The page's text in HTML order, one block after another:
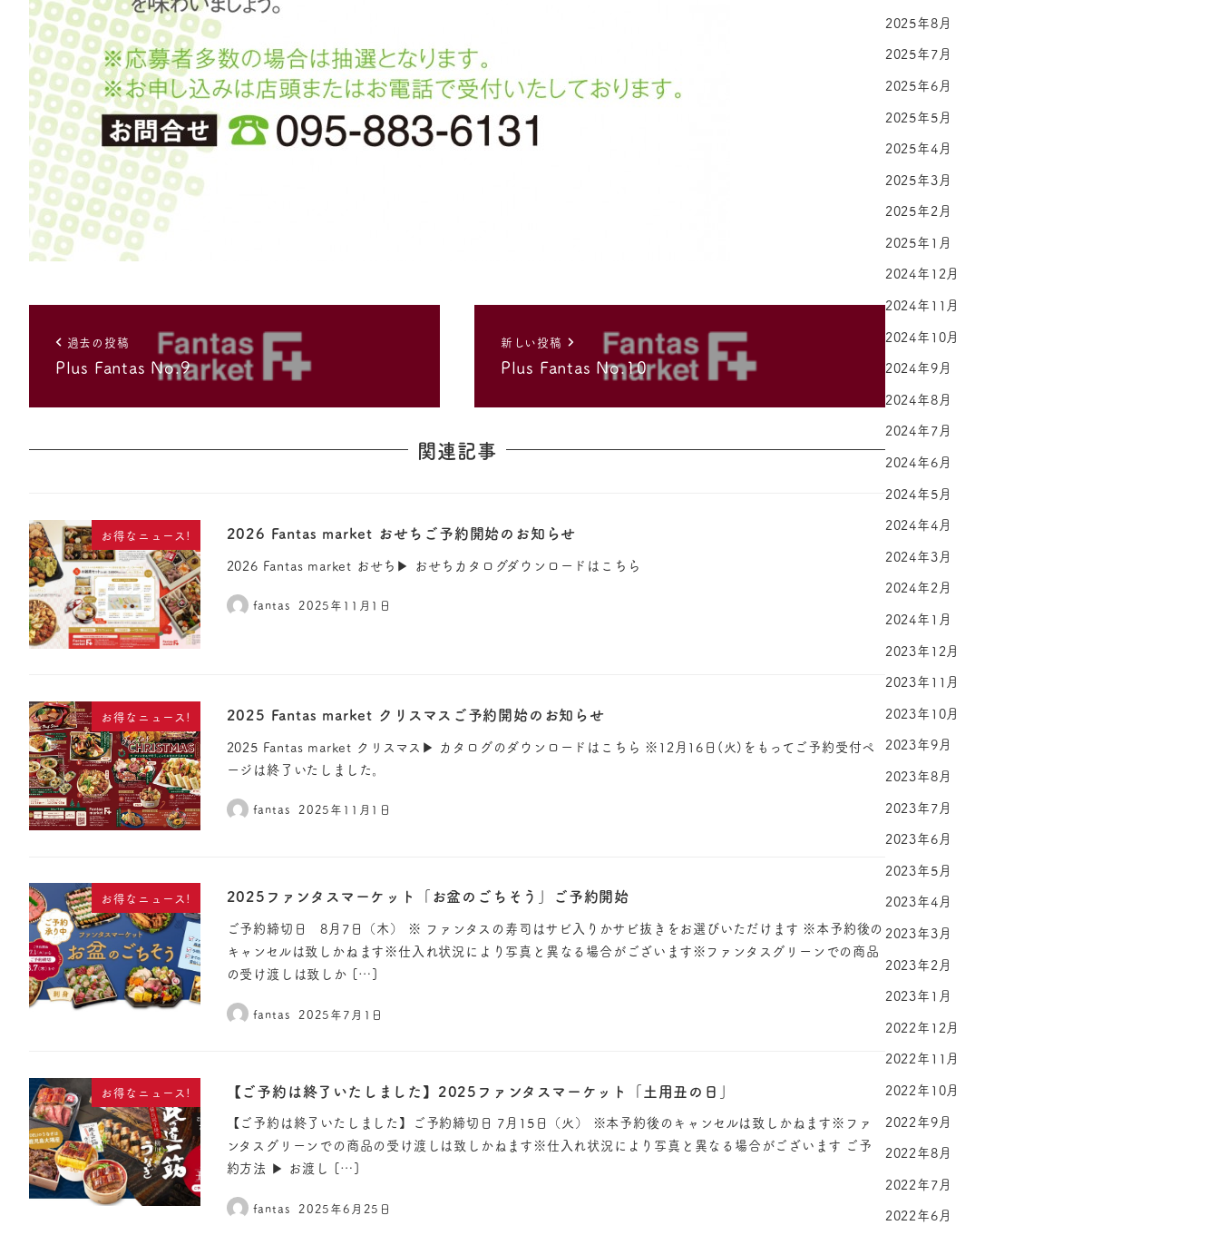
過去の投稿
Plus Fantas No.9
新しい投稿
Plus Fantas No.10
関連記事
お得なニュース! 2026 Fantas market おせちご予約開始のお知らせ
2026 Fantas market おせち▶︎ おせちカタログダウンロードはこちら
fantas 2025年11月1日
お得なニュース! 2025 Fantas market クリスマスご予約開始のお知らせ
2025 Fantas market クリスマス▶︎ カタログのダウンロードはこちら ※12月16日(火)をもってご予約受付ペ
ージは終了いたしました。
fantas 2025年11月1日
お得なニュース! 2025ファンタスマーケット「お盆のごちそう」ご予約開始
ご予約締切日 8月7日（木） ※ ファンタスの寿司はサビ入りかサビ抜きをお選びいただけます ※本予約後の
キャンセルは致しかねます※仕入れ状況により写真と異なる場合がございます※ファンタスグリーンでの商品
の受け渡しは致しか […]
fantas 2025年7月1日
お得なニュース! 【ご予約は終了いたしました】2025ファンタスマーケット「土用丑の日」
【ご予約は終了いたしました】ご予約締切日 7月15日（火） ※本予約後のキャンセルは致しかねます※ファ
ンタスグリーンでの商品の受け渡しは致しかねます※仕入れ状況により写真と異なる場合がございます ご予
約方法 ▶︎ お渡し […]
fantas 2025年6月25日
2025年8月
2025年7月
2025年6月
2025年5月
2025年4月
2025年3月
2025年2月
2025年1月
2024年12月
2024年11月
2024年10月
2024年9月
2024年8月
2024年7月
2024年6月
2024年5月
2024年4月
2024年3月
2024年2月
2024年1月
2023年12月
2023年11月
2023年10月
2023年9月
2023年8月
2023年7月
2023年6月
2023年5月
2023年4月
2023年3月
2023年2月
2023年1月
2022年12月
2022年11月
2022年10月
2022年9月
2022年8月
2022年7月
2022年6月